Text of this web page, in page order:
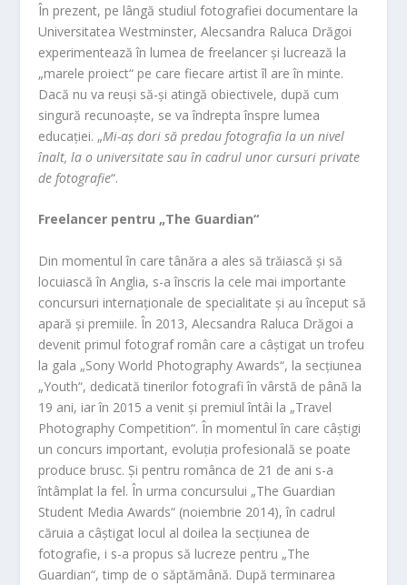
În prezent, pe lângă studiul fotografiei documentare la
Universitatea Westminster, Alecsandra Raluca Drăgoi
experimentează în lumea de freelancer și lucrează la
„marele proiect“ pe care fiecare artist îl are în minte.
Dacă nu va reuși să-și atingă obiectivele, după cum
singură recunoaște, se va îndrepta înspre lumea
educației. „Mi-aș dori să predau fotografia la un nivel
înalt, la o universitate sau în cadrul unor cursuri private
de fotografie“.
Freelancer pentru „The Guardian“
Din momentul în care tânăra a ales să trăiască și să
locuiască în Anglia, s-a înscris la cele mai importante
concursuri internaționale de specialitate și au început să
apară și premiile. În 2013, Alecsandra Raluca Drăgoi a
devenit primul fotograf român care a câștigat un trofeu
la gala „Sony World Photography Awards“, la secțiunea
„Youth“, dedicată tinerilor fotografi în vârstă de până la
19 ani, iar în 2015 a venit și premiul întâi la „Travel
Photography Competition“. În momentul în care câștigi
un concurs important, evoluția profesională se poate
produce brusc. Și pentru românca de 21 de ani s-a
întâmplat la fel. În urma concursului „The Guardian
Student Media Awards“ (noiembrie 2014), în cadrul
căruia a câștigat locul al doilea la secțiunea de
fotografie, i s-a propus să lucreze pentru „The
Guardian“, timp de o săptămână. După terminarea